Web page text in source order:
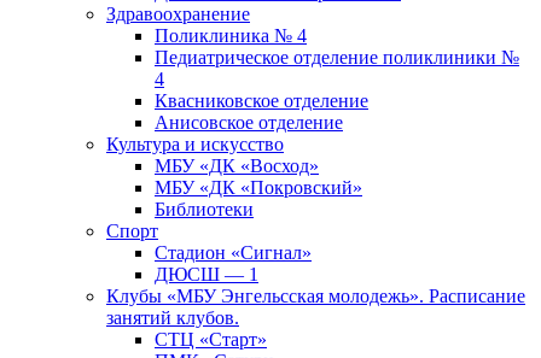
Здравоохранение
Поликлиника № 4
Педиатрическое отделение поликлиники №
4
Квасниковское отделение
Анисовское отделение
Культура и искусство
МБУ «ДК «Восход»
МБУ «ДК «Покровский»
Библиотеки
Спорт
Стадион «Сигнал»
ДЮСШ — 1
Клубы «МБУ Энгельсская молодежь». Расписание
занятий клубов.
СТЦ «Старт»